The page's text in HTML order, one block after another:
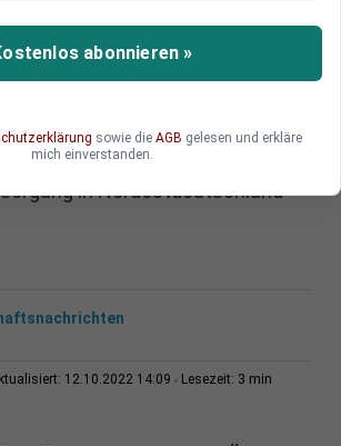
beschädigt
„Druschba“ von Russland
hat ein Leck im polnischen
von Russland nach Deutschland
könnte Auswirkungen auf die
in Nordostdeutschland
12.10.2022 14:09 Lesezeit: 3 min
abonnieren »
sowie die AGB gelesen und erkläre
mich einverstanden.